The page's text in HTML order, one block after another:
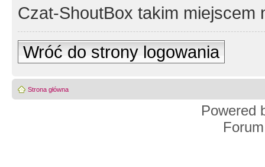
Czat-ShoutBox takim miejscem
Wróć do strony logowania
Strona główna
Powered